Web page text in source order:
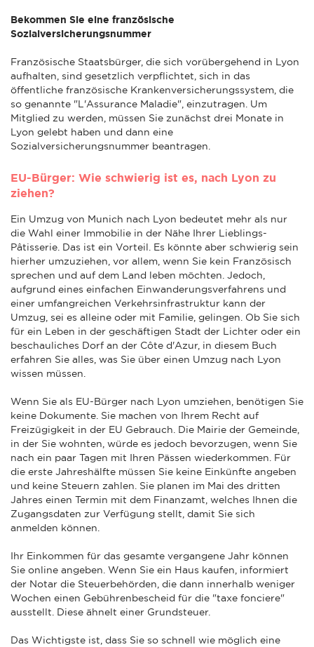
Bekommen Sie eine französische
Sozialversicherungsnummer
Französische Staatsbürger, die sich vorübergehend in Lyon
aufhalten, sind gesetzlich verpflichtet, sich in das
öffentliche französische Krankenversicherungssystem, die
so genannte "L'Assurance Maladie", einzutragen. Um
Mitglied zu werden, müssen Sie zunächst drei Monate in
Lyon gelebt haben und dann eine
Sozialversicherungsnummer beantragen.
EU-Bürger: Wie schwierig ist es, nach Lyon zu
ziehen?
Ein Umzug von Munich nach Lyon bedeutet mehr als nur
die Wahl einer Immobilie in der Nähe Ihrer Lieblings-
Pâtisserie. Das ist ein Vorteil. Es könnte aber schwierig sein
hierher umzuziehen, vor allem, wenn Sie kein Französisch
sprechen und auf dem Land leben möchten. Jedoch,
aufgrund eines einfachen Einwanderungsverfahrens und
einer umfangreichen Verkehrsinfrastruktur kann der
Umzug, sei es alleine oder mit Familie, gelingen. Ob Sie sich
für ein Leben in der geschäftigen Stadt der Lichter oder ein
beschauliches Dorf an der Côte d'Azur, in diesem Buch
erfahren Sie alles, was Sie über einen Umzug nach Lyon
wissen müssen.
Wenn Sie als EU-Bürger nach Lyon umziehen, benötigen Sie
keine Dokumente. Sie machen von Ihrem Recht auf
Freizügigkeit in der EU Gebrauch. Die Mairie der Gemeinde,
in der Sie wohnten, würde es jedoch bevorzugen, wenn Sie
nach ein paar Tagen mit Ihren Pässen wiederkommen. Für
die erste Jahreshälfte müssen Sie keine Einkünfte angeben
und keine Steuern zahlen. Sie planen im Mai des dritten
Jahres einen Termin mit dem Finanzamt, welches Ihnen die
Zugangsdaten zur Verfügung stellt, damit Sie sich
anmelden können.
Ihr Einkommen für das gesamte vergangene Jahr können
Sie online angeben. Wenn Sie ein Haus kaufen, informiert
der Notar die Steuerbehörden, die dann innerhalb weniger
Wochen einen Gebührenbescheid für die "taxe fonciere"
ausstellt. Diese ähnelt einer Grundsteuer.
Das Wichtigste ist, dass Sie so schnell wie möglich eine